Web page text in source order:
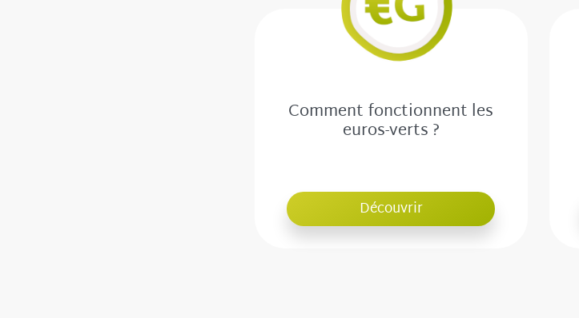
Comment fonctionnent les
euros-verts ?
Découvrir